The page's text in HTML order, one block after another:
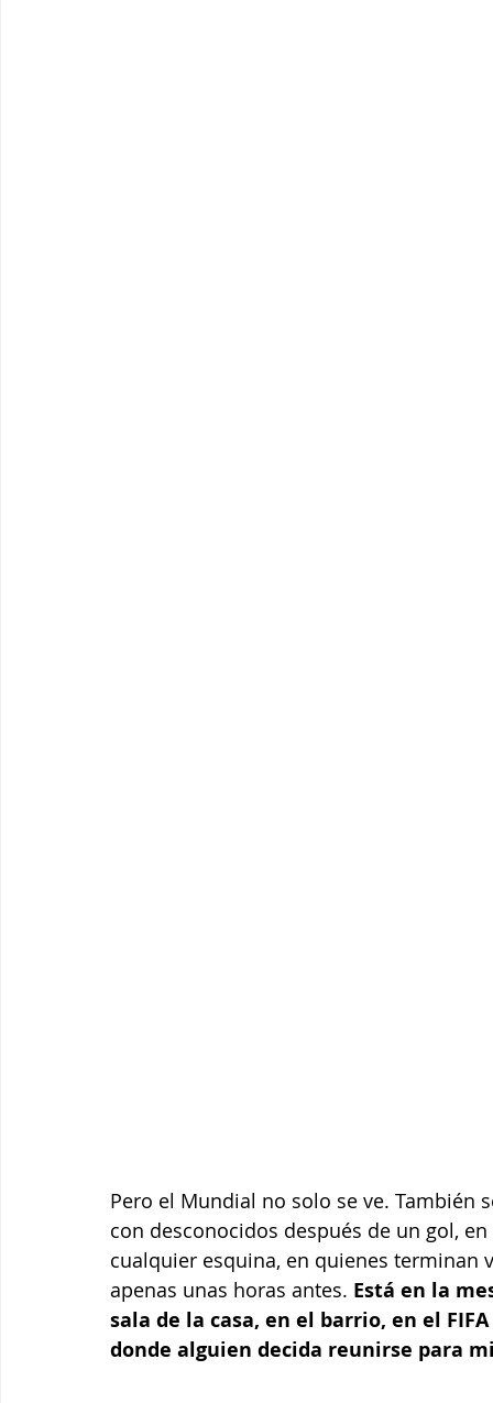
Pero el Mundial no solo se ve. También
con desconocidos después de un gol,
cualquier esquina, en quienes
apenas unas horas antes. Está en la
sala de la casa, en el barrio, en el
donde alguien decida reunirse para